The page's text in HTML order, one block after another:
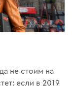
не стоим на
если в 2019